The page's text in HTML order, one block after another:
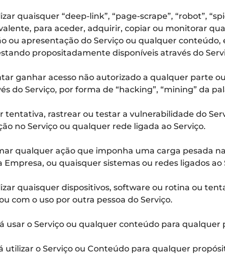
quaisquer “deep-link”, “page-scrape”, “robot”,
para aceder, adquirir, copiar ou monitorar
ou apresentação do Serviço ou qualquer
propositadamente disponíveis através do
ganhar acesso não autorizado a qualquer parte
do Serviço, por forma de “hacking”, “mining” da
tentativa, rastrear ou testar a vulnerabilidade do
no Serviço ou qualquer rede ligada ao Serviço.
qualquer ação que imponha uma carga pesada
Empresa, ou quaisquer sistemas ou redes ligados ao
quaisquer dispositivos, software ou rotina ou
com o uso por outra pessoa do Serviço.
usar o Serviço ou qualquer conteúdo para
utilizar o Serviço ou Conteúdo para qualquer